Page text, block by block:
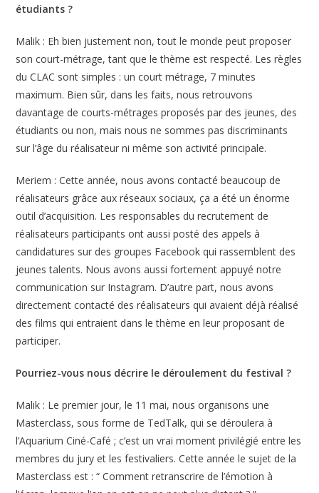
étudiants ?
Malik : Eh bien justement non, tout le monde peut proposer
son court-métrage, tant que le thème est respecté. Les règles
du CLAC sont simples : un court métrage, 7 minutes
maximum. Bien sûr, dans les faits, nous retrouvons
davantage de courts-métrages proposés par des jeunes, des
étudiants ou non, mais nous ne sommes pas discriminants
sur l’âge du réalisateur ni même son activité principale.
Meriem : Cette année, nous avons contacté beaucoup de
réalisateurs grâce aux réseaux sociaux, ça a été un énorme
outil d’acquisition. Les responsables du recrutement de
réalisateurs participants ont aussi posté des appels à
candidatures sur des groupes Facebook qui rassemblent des
jeunes talents. Nous avons aussi fortement appuyé notre
communication sur Instagram. D’autre part, nous avons
directement contacté des réalisateurs qui avaient déjà réalisé
des films qui entraient dans le thème en leur proposant de
participer.
Pourriez-vous nous décrire le déroulement du festival ?
Malik : Le premier jour, le 11 mai, nous organisons une
Masterclass, sous forme de TedTalk, qui se déroulera à
l’Aquarium Ciné-Café ; c’est un vrai moment privilégié entre les
membres du jury et les festivaliers. Cette année le sujet de la
Masterclass est : “ Comment retranscrire de l’émotion à